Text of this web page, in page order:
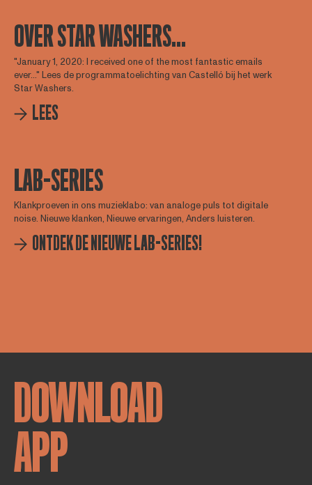
OVER STAR WASHERS...
"January 1, 2020: I received one of the most fantastic emails
ever..." Lees de programmatoelichting van Castelló bij het werk
Star Washers.
LEES
LAB-SERIES
Klankproeven in ons muzieklabo: van analoge puls tot digitale
noise. Nieuwe klanken, Nieuwe ervaringen, Anders luisteren.
ONTDEK DE NIEUWE LAB-SERIES!
DOWNLOAD
APP